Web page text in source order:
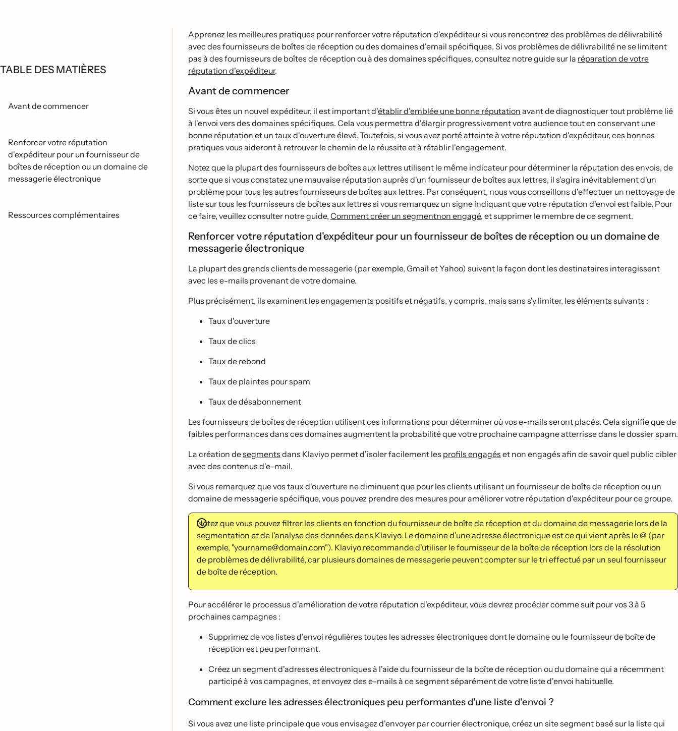
TABLE DES MATIÈRES
Avant de commencer
Renforcer votre réputation
d'expéditeur pour un fournisseur de
boîtes de réception ou un domaine de
messagerie électronique
Ressources complémentaires
Apprenez les meilleures pratiques pour renforcer votre réputation d'expéditeur si vous rencontrez des problèmes de délivrabilité
avec des fournisseurs de boîtes de réception ou des domaines d'email spécifiques. Si vos problèmes de délivrabilité ne se limitent
pas à des fournisseurs de boîtes de réception ou à des domaines spécifiques, consultez notre guide sur la réparation de votre
réputation d'expéditeur.
Avant de commencer
Si vous êtes un nouvel expéditeur, il est important d'établir d'emblée une bonne réputation avant de diagnostiquer tout problème lié
à l'envoi vers des domaines spécifiques. Cela vous permettra d'élargir progressivement votre audience tout en conservant une
bonne réputation et un taux d'ouverture élevé. Toutefois, si vous avez porté atteinte à votre réputation d'expéditeur, ces bonnes
pratiques vous aideront à retrouver le chemin de la réussite et à rétablir l'engagement.
Notez que la plupart des fournisseurs de boîtes aux lettres utilisent le même indicateur pour déterminer la réputation des envois, de
sorte que si vous constatez une mauvaise réputation auprès d'un fournisseur de boîtes aux lettres, il s'agira inévitablement d'un
problème pour tous les autres fournisseurs de boîtes aux lettres. Par conséquent, nous vous conseillons d'effectuer un nettoyage de
liste sur tous les fournisseurs de boîtes aux lettres si vous remarquez un signe indiquant que votre réputation d'envoi est faible. Pour
ce faire, veuillez consulter notre guide, Comment créer un segmentnon engagé, et supprimer le membre de ce segment.
Renforcer votre réputation d'expéditeur pour un fournisseur de boîtes de réception ou un domaine de
messagerie électronique
La plupart des grands clients de messagerie (par exemple, Gmail et Yahoo) suivent la façon dont les destinataires interagissent
avec les e-mails provenant de votre domaine.
Plus précisément, ils examinent les engagements positifs et négatifs, y compris, mais sans s'y limiter, les éléments suivants :
Taux d'ouverture
Taux de clics
Taux de rebond
Taux de plaintes pour spam
Taux de désabonnement
Les fournisseurs de boîtes de réception utilisent ces informations pour déterminer où vos e-mails seront placés. Cela signifie que de
faibles performances dans ces domaines augmentent la probabilité que votre prochaine campagne atterrisse dans le dossier spam.
La création desegments dans Klaviyo permet d'isoler facilement les profils engagés et non engagés afin de savoir quel public cibler
avec des contenus d'e-mail.
Si vous remarquez que vos taux d'ouverture ne diminuent que pour les clients utilisant un fournisseur de boîte de réception ou un
domaine de messagerie spécifique, vous pouvez prendre des mesures pour améliorer votre réputation d'expéditeur pour ce groupe.
Notez que vous pouvez filtrer les clients en fonction du fournisseur de boîte de réception et du domaine de messagerie lors de la
segmentation et de l'analyse des données dans Klaviyo. Le domaine d'une adresse électronique est ce qui vient après le @ (par
exemple, "yourname@domain.com"). Klaviyo recommande d'utiliser le fournisseur de la boîte de réception lors de la résolution
de problèmes de délivrabilité, car plusieurs domaines de messagerie peuvent compter sur le tri effectué par un seul fournisseur
de boîte de réception.
Pour accélérer le processus d'amélioration de votre réputation d'expéditeur, vous devrez procéder comme suit pour vos 3 à 5
prochaines campagnes :
Supprimez de vos listes d'envoi régulières toutes les adresses électroniques dont le domaine ou le fournisseur de boîte de
réception est peu performant.
Créez un segment d'adresses électroniques à l'aide du fournisseur de la boîte de réception ou du domaine qui a récemment
participé à vos campagnes, et envoyez des e-mails à ce segment séparément de votre liste d'envoi habituelle.
Comment exclure les adresses électroniques peu performantes d'une liste d'envoi ?
Si vous avez une liste principale que vous envisagez d'envoyer par courrier électronique, créez un site segment basé sur la liste qui